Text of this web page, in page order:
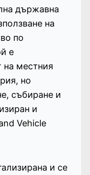
държавна
на
по
е
на местния
но
събиране и
и
Vehicle
и се